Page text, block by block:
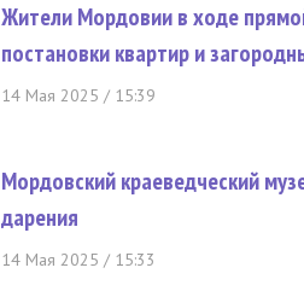
Жители Мордовии в ходе
постановки квартир и
14 Мая 2025 / 15:39
Мордовский краеведческий
дарения
14 Мая 2025 / 15:33